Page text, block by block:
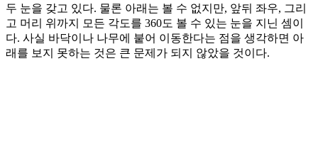
두 눈을 갖고 있다. 물론 아래는 볼 수 없지만, 앞뒤 좌우, 그리
고 머리 위까지 모든 각도를 360도 볼 수 있는 눈을 지닌 셈이
다. 사실 바닥이나 나무에 붙어 이동한다는 점을 생각하면 아
래를 보지 못하는 것은 큰 문제가 되지 않았을 것이다.